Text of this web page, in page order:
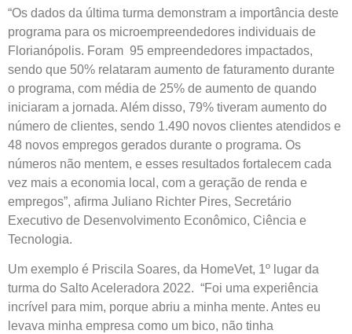
“Os dados da última turma demonstram a importância deste
programa para os microempreendedores individuais de
Florianópolis. Foram 95 empreendedores impactados,
sendo que 50% relataram aumento de faturamento durante
o programa, com média de 25% de aumento de quando
iniciaram a jornada. Além disso, 79% tiveram aumento do
número de clientes, sendo 1.490 novos clientes atendidos e
48 novos empregos gerados durante o programa. Os
números não mentem, e esses resultados fortalecem cada
vez mais a economia local, com a geração de renda e
empregos”, afirma Juliano Richter Pires, Secretário
Executivo de Desenvolvimento Econômico, Ciência e
Tecnologia.
Um exemplo é Priscila Soares, da HomeVet, 1º lugar da
turma do Salto Aceleradora 2022. “Foi uma experiência
incrível para mim, porque abriu a minha mente. Antes eu
levava minha empresa como um bico, não tinha